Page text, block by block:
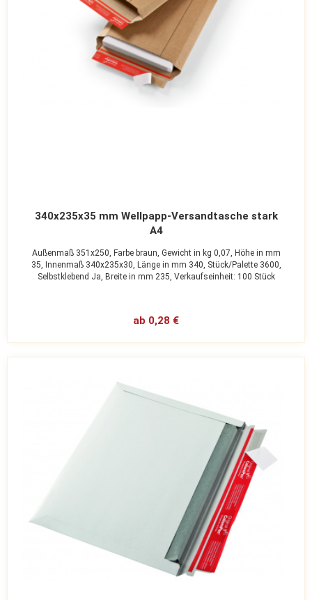
340x235x35 mm Wellpapp-Versandtasche stark
A4
Außenmaß 351x250, Farbe braun, Gewicht in kg 0,07, Höhe in mm
35, Innenmaß 340x235x30, Länge in mm 340, Stück/Palette 3600,
Selbstklebend Ja, Breite in mm 235, Verkaufseinheit: 100 Stück
ab 0,28 €